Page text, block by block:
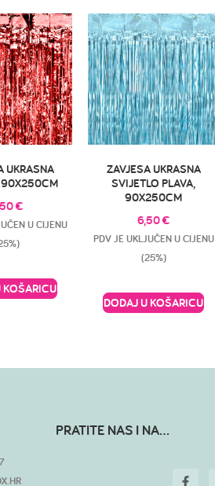
UKRASNA
90X250CM
€
U CIJENU
KOŠARICU
ZAVJESA UKRASNA
SVIJETLO PLAVA,
90X250CM
6,50€
PDV JE UKLJUČEN U CIJENU
(25%)
DODAJ U KOŠARICU
PRATITE NAS I NA...